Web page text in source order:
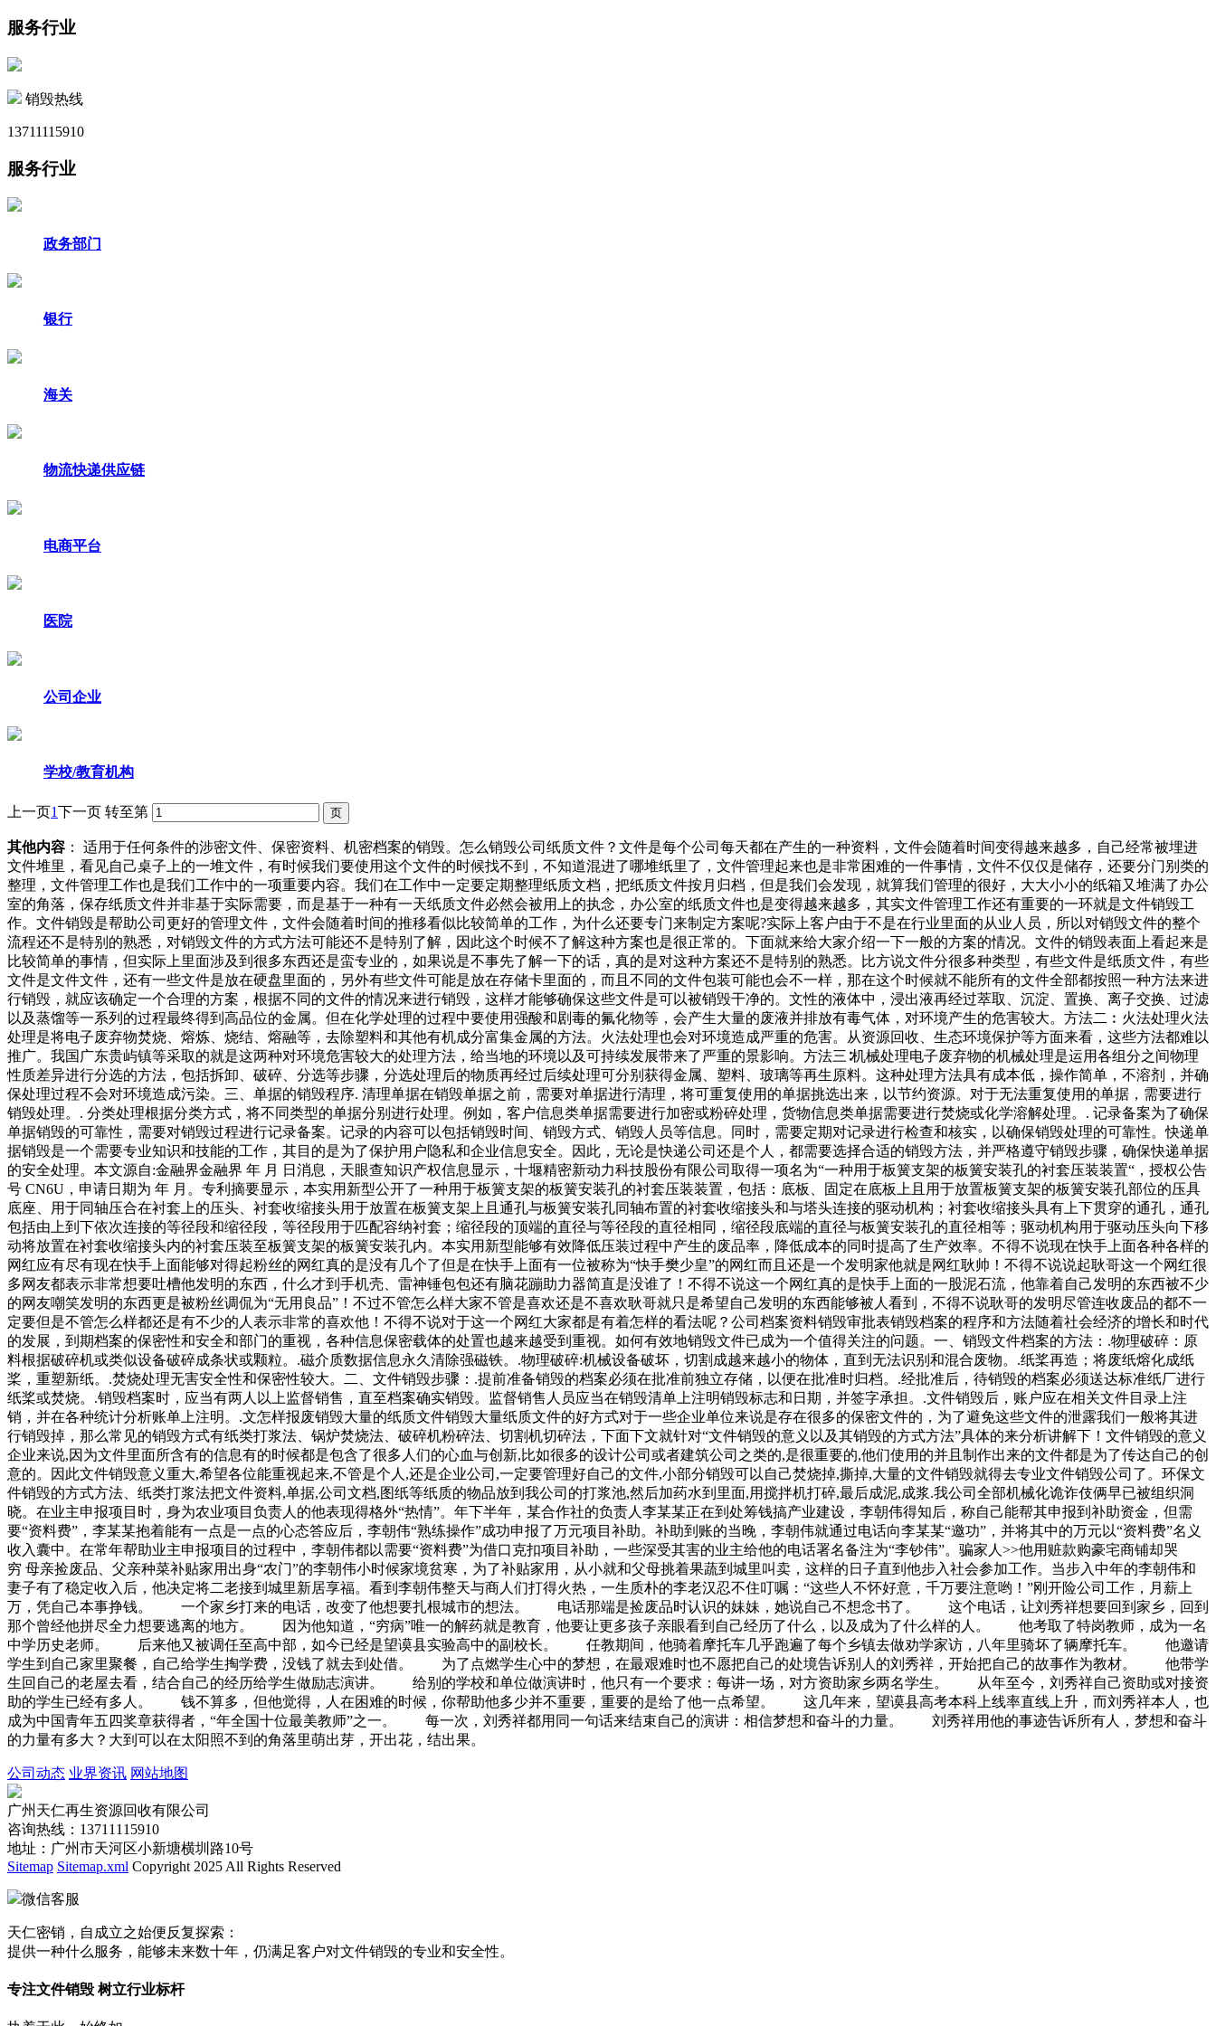
服务行业
销毁热线
13711115910
服务行业
政务部门
银行
海关
物流快递供应链
电商平台
医院
公司企业
学校/教育机构
上一页1下一页 转至第
其他内容 ： 适用于任何条件的涉密文件、保密资料、机密档案的销毁。怎么销毁公司纸质文件？文件是每个公司每天都在产生的一种资料，文件会随着时间变得越来越多，自己经常被埋进
文件堆里，看见自己桌子上的一堆文件，有时候我们要使用这个文件的时候找不到，不知道混进了哪堆纸里了，文件管理起来也是非常困难的一件事情，文件不仅仅是储存，还要分门别类的
整理，文件管理工作也是我们工作中的一项重要内容。我们在工作中一定要定期整理纸质文档，把纸质文件按月归档，但是我们会发现，就算我们管理的很好，大大小小的纸箱又堆满了办公
室的角落，保存纸质文件并非基于实际需要，而是基于一种有一天纸质文件必然会被用上的执念，办公室的纸质文件也是变得越来越多，其实文件管理工作还有重要的一环就是文件销毁工
作。文件销毁是帮助公司更好的管理文件，文件会随着时间的推移看似比较简单的工作，为什么还要专门来制定方案呢?实际上客户由于不是在行业里面的从业人员，所以对销毁文件的整个
流程还不是特别的熟悉，对销毁文件的方式方法可能还不是特别了解，因此这个时候不了解这种方案也是很正常的。下面就来给大家介绍一下一般的方案的情况。文件的销毁表面上看起来是
比较简单的事情，但实际上里面涉及到很多东西还是蛮专业的，如果说是不事先了解一下的话，真的是对这种方案还不是特别的熟悉。比方说文件分很多种类型，有些文件是纸质文件，有些
文件是文件文件，还有一些文件是放在硬盘里面的，另外有些文件可能是放在存储卡里面的，而且不同的文件包装可能也会不一样，那在这个时候就不能所有的文件全部都按照一种方法来进
行销毁，就应该确定一个合理的方案，根据不同的文件的情况来进行销毁，这样才能够确保这些文件是可以被销毁干净的。文性的液体中，浸出液再经过萃取、沉淀、置换、离子交换、过滤
以及蒸馏等一系列的过程最终得到高品位的金属。但在化学处理的过程中要使用强酸和剧毒的氟化物等，会产生大量的废液并排放有毒气体，对环境产生的危害较大。方法二︰火法处理火法
处理是将电子废弃物焚烧、熔炼、烧结、熔融等，去除塑料和其他有机成分富集金属的方法。火法处理也会对环境造成严重的危害。从资源回收、生态环境保护等方面来看，这些方法都难以
推广。我国广东贵屿镇等采取的就是这两种对环境危害较大的处理方法，给当地的环境以及可持续发展带来了严重的景影响。方法三∶机械处理电子废弃物的机械处理是运用各组分之间物理
性质差异进行分选的方法，包括拆卸、破碎、分选等步骤，分选处理后的物质再经过后续处理可分别获得金属、塑料、玻璃等再生原料。这种处理方法具有成本低，操作简单，不溶剂，并确
保处理过程不会对环境造成污染。三、单据的销毁程序. 清理单据在销毁单据之前，需要对单据进行清理，将可重复使用的单据挑选出来，以节约资源。对于无法重复使用的单据，需要进行
销毁处理。. 分类处理根据分类方式，将不同类型的单据分别进行处理。例如，客户信息类单据需要进行加密或粉碎处理，货物信息类单据需要进行焚烧或化学溶解处理。. 记录备案为了确保
单据销毁的可靠性，需要对销毁过程进行记录备案。记录的内容可以包括销毁时间、销毁方式、销毁人员等信息。同时，需要定期对记录进行检查和核实，以确保销毁处理的可靠性。快递单
据销毁是一个需要专业知识和技能的工作，其目的是为了保护用户隐私和企业信息安全。因此，无论是快递公司还是个人，都需要选择合适的销毁方法，并严格遵守销毁步骤，确保快递单据
的安全处理。本文源自:金融界金融界 年 月 日消息，天眼查知识产权信息显示，十堰精密新动力科技股份有限公司取得一项名为“一种用于板簧支架的板簧安装孔的衬套压装装置“，授权公告
号 CN6U，申请日期为 年 月。专利摘要显示，本实用新型公开了一种用于板簧支架的板簧安装孔的衬套压装装置，包括：底板、固定在底板上且用于放置板簧支架的板簧安装孔部位的压具
底座、用于同轴压合在衬套上的压头、衬套收缩接头用于放置在板簧支架上且通孔与板簧安装孔同轴布置的衬套收缩接头和与塔头连接的驱动机构；衬套收缩接头具有上下贯穿的通孔，通孔
包括由上到下依次连接的等径段和缩径段，等径段用于匹配容纳衬套；缩径段的顶端的直径与等径段的直径相同，缩径段底端的直径与板簧安装孔的直径相等；驱动机构用于驱动压头向下移
动将放置在衬套收缩接头内的衬套压装至板簧支架的板簧安装孔内。本实用新型能够有效降低压装过程中产生的废品率，降低成本的同时提高了生产效率。不得不说现在快手上面各种各样的
网红应有尽有现在快手上面能够对得起粉丝的网红真的是没有几个了但是在快手上面有一位被称为“快手樊少皇”的网红而且还是一个发明家他就是网红耿帅！不得不说说起耿哥这一个网红很
多网友都表示非常想要吐槽他发明的东西，什么才到手机壳、雷神锤包包还有脑花蹦助力器简直是没谁了！不得不说这一个网红真的是快手上面的一股泥石流，他靠着自己发明的东西被不少
的网友嘲笑发明的东西更是被粉丝调侃为“无用良品”！不过不管怎么样大家不管是喜欢还是不喜欢耿哥就只是希望自己发明的东西能够被人看到，不得不说耿哥的发明尽管连收废品的都不一
定要但是不管怎么样都还是有不少的人表示非常的喜欢他！不得不说对于这一个网红大家都是有着怎样的看法呢？公司档案资料销毁审批表销毁档案的程序和方法随着社会经济的增长和时代
的发展，到期档案的保密性和安全和部门的重视，各种信息保密载体的处置也越来越受到重视。如何有效地销毁文件已成为一个值得关注的问题。一、销毁文件档案的方法：.物理破碎：原
料根据破碎机或类似设备破碎成条状或颗粒。.磁介质数据信息永久清除强磁铁。.物理破碎:机械设备破坏，切割成越来越小的物体，直到无法识别和混合废物。.纸桨再造；将废纸熔化成纸
桨，重塑新纸。.焚烧处理无害安全性和保密性较大。二、文件销毁步骤：.提前准备销毁的档案必须在批准前独立存储，以便在批准时归档。.经批准后，待销毁的档案必须送达标准纸厂进行
纸桨或焚烧。.销毁档案时，应当有两人以上监督销售，直至档案确实销毁。监督销售人员应当在销毁清单上注明销毁标志和日期，并签字承担。.文件销毁后，账户应在相关文件目录上注
销，并在各种统计分析账单上注明。.文怎样报废销毁大量的纸质文件销毁大量纸质文件的好方式对于一些企业单位来说是存在很多的保密文件的，为了避免这些文件的泄露我们一般将其进
行销毁掉，那么常见的销毁方式有纸类打浆法、锅炉焚烧法、破碎机粉碎法、切割机切碎法，下面下文就针对“文件销毁的意义以及其销毁的方式方法”具体的来分析讲解下！文件销毁的意义
企业来说,因为文件里面所含有的信息有的时候都是包含了很多人们的心血与创新,比如很多的设计公司或者建筑公司之类的,是很重要的,他们使用的并且制作出来的文件都是为了传达自己的创
意的。因此文件销毁意义重大,希望各位能重视起来,不管是个人,还是企业公司,一定要管理好自己的文件,小部分销毁可以自己焚烧掉,撕掉,大量的文件销毁就得去专业文件销毁公司了。环保文
件销毁的方式方法、纸类打浆法把文件资料,单据,公司文档,图纸等纸质的物品放到我公司的打浆池,然后加药水到里面,用搅拌机打碎,最后成泥,成浆.我公司全部机械化诡诈伎俩早已被组织洞
晓。在业主申报项目时，身为农业项目负责人的他表现得格外“热情”。年下半年，某合作社的负责人李某某正在到处筹钱搞产业建设，李朝伟得知后，称自己能帮其申报到补助资金，但需
要“资料费”，李某某抱着能有一点是一点的心态答应后，李朝伟“熟练操作”成功申报了万元项目补助。补助到账的当晚，李朝伟就通过电话向李某某“邀功”，并将其中的万元以“资料费”名义
收入囊中。在常年帮助业主申报项目的过程中，李朝伟都以需要“资料费”为借口克扣项目补助，一些深受其害的业主给他的电话署名备注为“李钞伟”。骗家人>>他用赃款购豪宅商铺却哭
穷 母亲捡废品、父亲种菜补贴家用出身“农门”的李朝伟小时候家境贫寒，为了补贴家用，从小就和父母挑着果蔬到城里叫卖，这样的日子直到他步入社会参加工作。当步入中年的李朝伟和
妻子有了稳定收入后，他决定将二老接到城里新居享福。看到李朝伟整天与商人们打得火热，一生质朴的李老汉忍不住叮嘱：“这些人不怀好意，千万要注意哟！”刚开险公司工作，月薪上
万，凭自己本事挣钱。 一个家乡打来的电话，改变了他想要扎根城市的想法。 电话那端是捡废品时认识的妹妹，她说自己不想念书了。 这个电话，让刘秀祥想要回到家乡，回到
那个曾经他拼尽全力想要逃离的地方。 因为他知道，“穷病”唯一的解药就是教育，他要让更多孩子亲眼看到自己经历了什么，以及成为了什么样的人。 他考取了特岗教师，成为一名
中学历史老师。 后来他又被调任至高中部，如今已经是望谟县实验高中的副校长。 任教期间，他骑着摩托车几乎跑遍了每个乡镇去做劝学家访，八年里骑坏了辆摩托车。 他邀请
学生到自己家里聚餐，自己给学生掏学费，没钱了就去到处借。 为了点燃学生心中的梦想，在最艰难时也不愿把自己的处境告诉别人的刘秀祥，开始把自己的故事作为教材。 他带学
生回自己的老屋去看，结合自己的经历给学生做励志演讲。 给别的学校和单位做演讲时，他只有一个要求：每讲一场，对方资助家乡两名学生。 从年至今，刘秀祥自己资助或对接资
助的学生已经有多人。 钱不算多，但他觉得，人在困难的时候，你帮助他多少并不重要，重要的是给了他一点希望。 这几年来，望谟县高考本科上线率直线上升，而刘秀祥本人，也
成为中国青年五四奖章获得者，“年全国十位最美教师”之一。 每一次，刘秀祥都用同一句话来结束自己的演讲：相信梦想和奋斗的力量。 刘秀祥用他的事迹告诉所有人，梦想和奋斗
的力量有多大？大到可以在太阳照不到的角落里萌出芽，开出花，结出果。
公司动态 业界资讯 网站地图
广州天仁再生资源回收有限公司
咨询热线：13711115910
地址：广州市天河区小新塘横圳路10号
Sitemap Sitemap.xml Copyright 2025 All Rights Reserved
微信客服
天仁密销，自成立之始便反复探索：
提供一种什么服务，能够未来数十年，仍满足客户对文件销毁的专业和安全性。
专注文件销毁 树立行业标杆